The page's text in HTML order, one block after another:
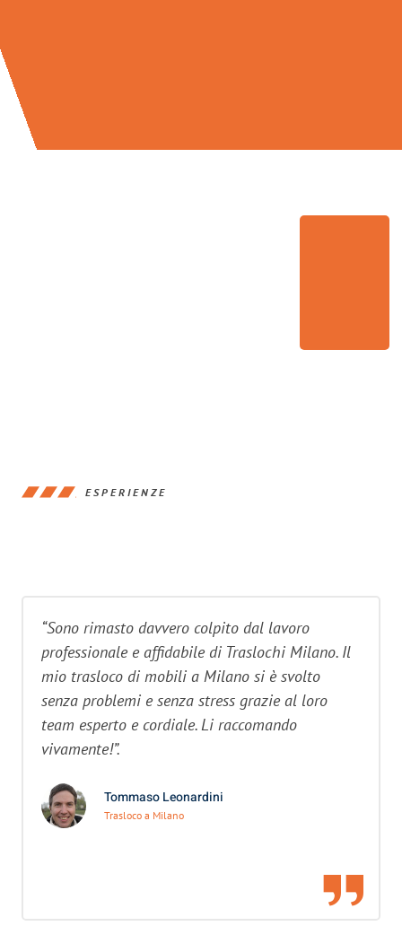
ESPERIENZE
“Sono rimasto davvero colpito dal lavoro
professionale e affidabile di Traslochi Milano. Il
mio trasloco di mobili a Milano si è svolto
senza problemi e senza stress grazie al loro
team esperto e cordiale. Li raccomando
vivamente!”.
Tommaso Leonardini
Trasloco a Milano